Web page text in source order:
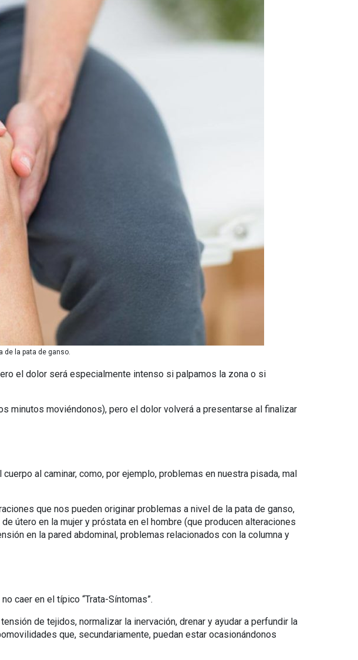
de la pata de ganso.
el dolor será especialmente intenso si palpamos la zona o si
minutos moviéndonos), pero el dolor volverá a presentarse al finalizar
al caminar, como, por ejemplo, problemas en nuestra pisada, mal
que nos pueden originar problemas a nivel de la pata de ganso,
útero en la mujer y próstata en el hombre (que producen alteraciones
en la pared abdominal, problemas relacionados con la columna y
caer en el típico “Trata-Síntomas”.
de tejidos, normalizar la inervación, drenar y ayudar a perfundir la
que, secundariamente, puedan estar ocasionándonos